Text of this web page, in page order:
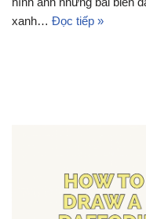
xanh… Đọc tiếp »